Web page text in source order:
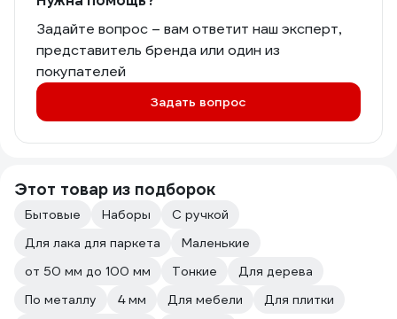
Задайте вопрос – вам ответит наш эксперт,
представитель бренда или один из
покупателей
Задать вопрос
Этот товар из подборок
Бытовые Наборы
С ручкой
Для лака для паркета
Маленькие
от 50 мм до 100 мм
Тонкие
Для дерева
По металлу
4 мм Для мебели
Для плитки